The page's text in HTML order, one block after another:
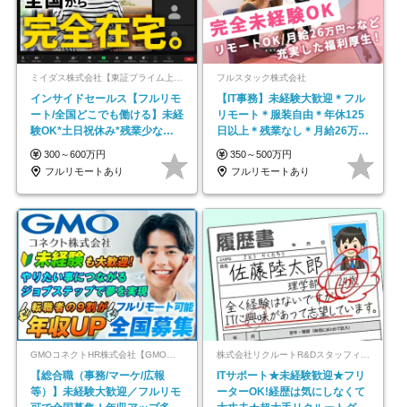
ミイダス株式会社【東証プライム上場パーソルグループ】
インサイドセールス【フルリモ
ート/全国どこでも働ける】未経
験OK*土日祝休み*残業少なめ*
在宅勤務手当あり
300～600万円
フルリモートあり
フルスタック株式会社
【IT事務】未経験大歓迎＊フル
リモート＊服装自由＊年休125
日以上＊残業なし＊月給26万円
以上
350～500万円
フルリモートあり
GMOコネクトHR株式会社【GMOインターネットグループ】
【総合職（事務/マーケ/広報
等）】未経験大歓迎／フルリモ
ITサポート★未経験歓迎★フリ
ーターOK!経歴は気にしなくて